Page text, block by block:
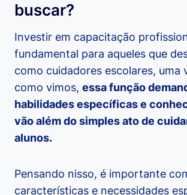
buscar?
Investir em capacitação
fundamental para aqueles que
como cuidadores escolares, uma
como vimos, essa função
habilidades específicas e
vão além do simples ato de
alunos.
Pensando nisso, é importante
características e necessidades